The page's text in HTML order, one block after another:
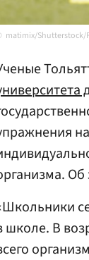
matimix/Shutterstock/
Об
школе. В